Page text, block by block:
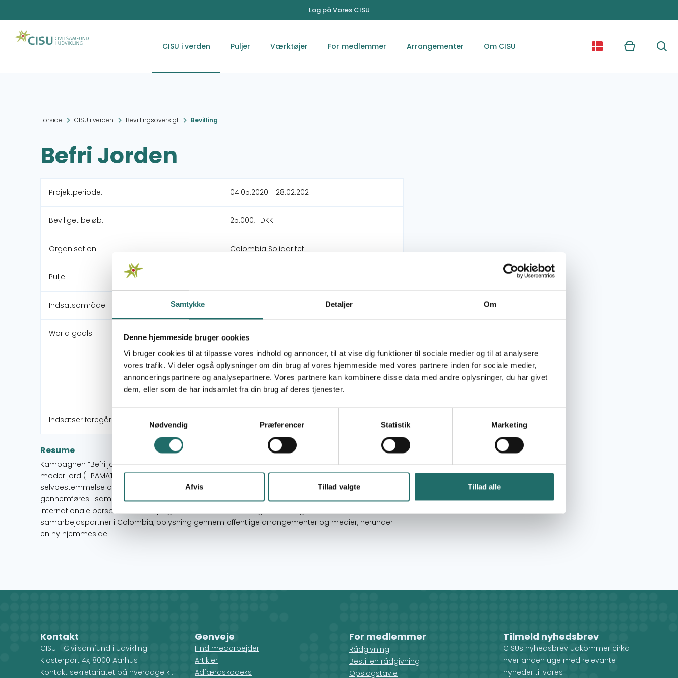
Samtykke Detaljer Om
Denne hjemmeside bruger cookies
Vi bruger cookies til at tilpasse vores indhold og annoncer, til at vise dig funktioner til sociale medier og til at analysere
vores trafik. Vi deler også oplysninger om din brug af vores hjemmeside med vores partnere inden for sociale medier,
annonceringspartnere og analysepartnere. Vores partnere kan kombinere disse data med andre oplysninger, du har givet
dem, eller som de har indsamlet fra din brug af deres tjenester.
Nødvendig
Præferencer Statistik Marketing
Afvis Tillad valgte Tillad alle
Log på Vores CISU
CISU i verden Puljer Værktøjer For medlemmer Arrangementer Om CISU Kurv Søg
Forside CISU i verden Bevillingsoversigt Bevilling
Befri Jorden
Projektperiode: 04.05.2020 - 28.02.2021
Beviliget beløb: 25.000,- DKK
Organisation: Colombia Solidaritet
Pulje:
Indsatsområde:
World goals:
Mål 2: Stop sult
Mål 13: Klimaindsats
Mål 15: Livet på land
Mål 16: Fred, retfærdighed og stærke
institutioner
Indsatser foregår i: Denmark
Resume
Kampagnen “Befri jorden” skal skabe opmærksomhed i Danmark om bevægelsen til befrielse af
moder jord (LIPAMATI) for at sprede dens vigtige budskaber omkring madsuverænitet,
selvbestemmelse og bæredygtighed i bredeste forstand. Kampagnen retter sig til klimaaktivister og
gennemføres i samarbejde med flere danske initiativer med interesse for miljø, klima og
internationale perspektiver. Kampagnen består af indsamling af ideer og materiale hos
samarbejdspartner i Colombia, oplysning gennem offentlige arrangementer og medier, herunder
en ny hjemmeside.
Kontakt
CISU - Civilsamfund i Udvikling
Klosterport 4x, 8000 Aarhus
Kontakt sekretariatet på hverdage kl.
Genveje
Find medarbejder
Artikler
Adfærdskodeks
For medlemmer
Rådgivning
Bestil en rådgivning
Opslagstavle
Tilmeld nyhedsbrev
CISUs nyhedsbrev udkommer cirka
hver anden uge med relevante
nyheder til vores